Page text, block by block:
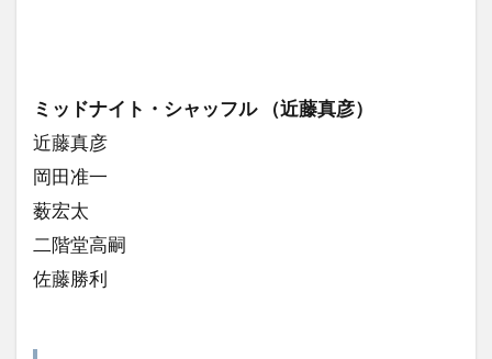
ミッドナイト・シャッフル （近藤真彦）
近藤真彦
岡田准一
薮宏太
二階堂高嗣
佐藤勝利